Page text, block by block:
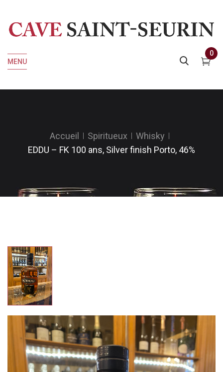
MENU
0
Accueil Spiritueux
Whisky
EDDU – FK 100 ans, Silver finish Porto, 46%